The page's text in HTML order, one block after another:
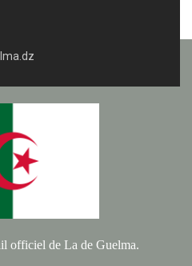
officiel de La de Guelma.